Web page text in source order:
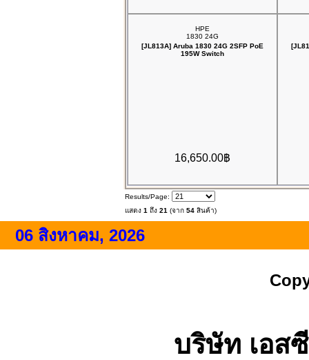
HPE
1830 24G
[JL813A] Aruba 1830 24G 2SFP PoE
195W Switch
16,650.00฿
Results/Page:
แสดง 1 ถึง 21 (จาก 54 สินค้า)
06 สิงหาคม, 2026
บริษัท เอส